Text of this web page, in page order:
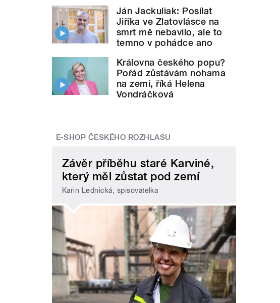
Ján Jackuliak: Posílat
Jiříka ve Zlatovlásce na
smrt mě nebavilo, ale to
temno v pohádce ano
Královna českého popu?
Pořád zůstávám nohama
na zemi, říká Helena
Vondráčková
E-SHOP ČESKÉHO ROZHLASU
Závěr příběhu staré Karviné,
který měl zůstat pod zemí
Karin Lednická, spisovatelka